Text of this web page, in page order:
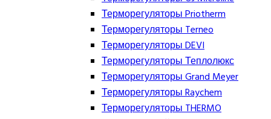
Терморегуляторы Priotherm
Терморегуляторы Terneo
Терморегуляторы DEVI
Терморегуляторы Теплолюкс
Терморегуляторы Grand Meyer
Терморегуляторы Raychem
Терморегуляторы THERMO